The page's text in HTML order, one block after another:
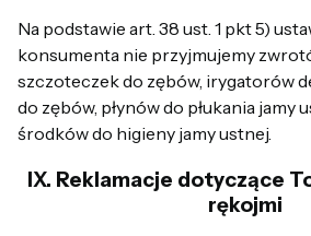
Na podstawie art. 38 ust. 1 pkt 5)
konsumenta nie przyjmujemy
szczoteczek do zębów, irygatorów
do zębów, płynów do płukania jamy
środków do higieny jamy ustnej.
IX. Reklamacje dotyczące
rękojmi